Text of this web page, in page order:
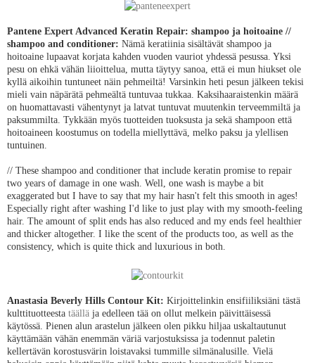
Pantene Expert Advanced Keratin Repair: shampoo ja hoitoaine //
shampoo and conditioner: Nämä keratiinia sisältävät shampoo ja
hoitoaine lupaavat korjata kahden vuoden vauriot yhdessä pesussa. Yksi
pesu on ehkä vähän liioittelua, mutta täytyy sanoa, että ei mun hiukset ole
kyllä aikoihin tuntuneet näin pehmeiltä! Varsinkin heti pesun jälkeen tekisi
mieli vain näpärätä pehmeältä tuntuvaa tukkaa. Kaksihaaraistenkin määrä
on huomattavasti vähentynyt ja latvat tuntuvat muutenkin terveemmiltä ja
paksummilta. Tykkään myös tuotteiden tuoksusta ja sekä shampoon että
hoitoaineen koostumus on todella miellyttävä, melko paksu ja ylellisen
tuntuinen.
// These shampoo and conditioner that include keratin promise to repair
two years of damage in one wash. Well, one wash is maybe a bit
exaggerated but I have to say that my hair hasn't felt this smooth in ages!
Especially right after washing I'd like to just play with my smooth-feeling
hair. The amount of split ends has also reduced and my ends feel healthier
and thicker altogether. I like the scent of the products too, as well as the
consistency, which is quite thick and luxurious in both.
Anastasia Beverly Hills Contour Kit: Kirjoittelinkin ensifiiliksiäni tästä
kulttituotteesta täällä ja edelleen tää on ollut melkein päivittäisessä
käytössä. Pienen alun arastelun jälkeen olen pikku hiljaa uskaltautunut
käyttämään vähän enemmän väriä varjostuksissa ja todennut paletin
kellertävän korostusvärin loistavaksi tummille silmänalusille. Vielä